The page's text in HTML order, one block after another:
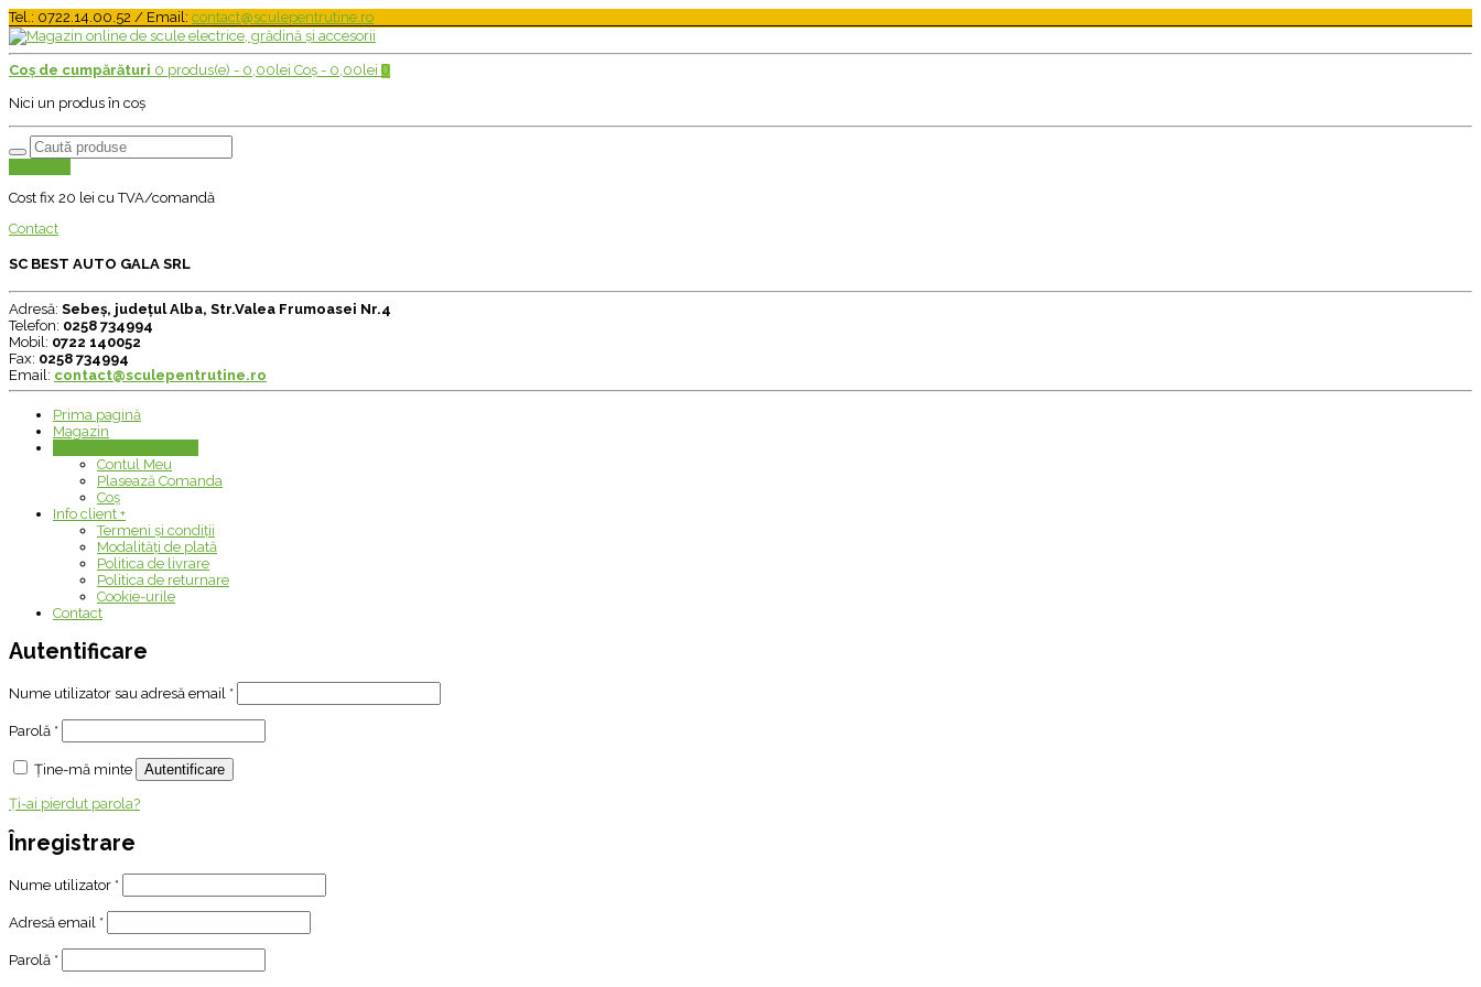
Tel.: 0722.14.00.52 / Email: contact@sculepentrutine.ro
Coș de cumpărături 0 produs(e) - 0,00lei Coș - 0,00lei 0
Nici un produs în coș
Cost fix 20 lei cu TVA/comandă
Contact
SC BEST AUTO GALA SRL
Adresă: Sebeș, județul Alba, Str.Valea Frumoasei Nr.4
Telefon: 0258 734994
Mobil: 0722 140052
Fax: 0258 734994
Email: contact@sculepentrutine.ro
Prima pagină
Magazin
Contul Meu
Plasează Comanda
Coș
Info client +
Termeni și condiții
Modalități de plată
Politica de livrare
Politica de returnare
Cookie-urile
Contact
Autentificare
Nume utilizator sau adresă email *
Parolă *
Ține-mă minte Autentificare
Ți-ai pierdut parola?
Înregistrare
Nume utilizator *
Adresă email *
Parolă *